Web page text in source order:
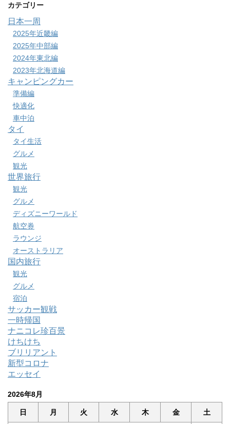
カテゴリー
日本一周
2025年近畿編
2025年中部編
2024年東北編
2023年北海道編
キャンピングカー
準備編
快適化
車中泊
タイ
タイ生活
グルメ
観光
世界旅行
観光
グルメ
ディズニーワールド
航空券
ラウンジ
オーストラリア
国内旅行
観光
グルメ
宿泊
サッカー観戦
一時帰国
ナニコレ珍百景
けちけち
ブリリアント
新型コロナ
エッセイ
2026年8月
日 月 火 水 木 金 土